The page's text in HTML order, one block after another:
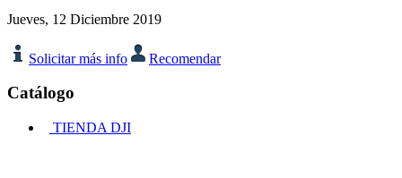
Jueves, 12 Diciembre 2019
Solicitar más info Recomendar
Catálogo
TIENDA DJI